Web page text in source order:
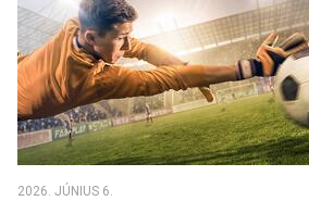
2026. JÚNIUS 6.